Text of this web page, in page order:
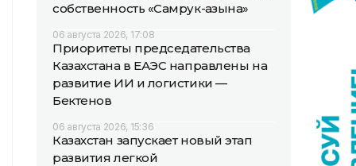
собственность «Самрук-Қазына»
06 августа 2026, 17:08
Приоритеты председательства
Казахстана в ЕАЭС направлены на
развитие ИИ и логистики —
Бектенов
06 августа 2026, 15:36
Казахстан запускает новый этап
развития легкой